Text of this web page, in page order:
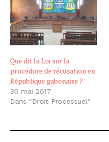
Que dit la Loi sur la
procédure de récusation en
République gabonaise ?
30 mai 2017
Dans "Droit Processuel"